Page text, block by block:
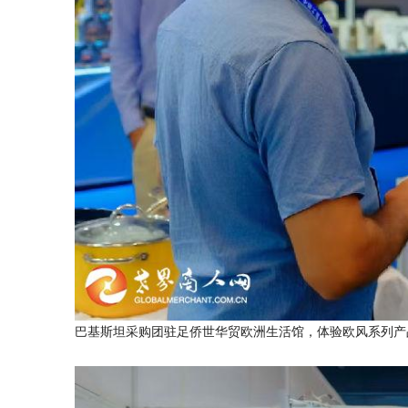
巴基斯坦采购团驻足侨世华贸欧洲生活馆，体验欧风系列